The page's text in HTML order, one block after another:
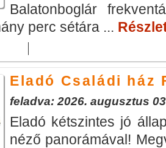
Balatonboglár
perc sétára ...
Eladó Családi ház
feladva: 2026. augusztus
Eladó kétszintes jó
néző panorámával!